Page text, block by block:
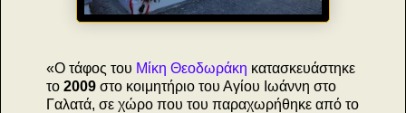
«Ο τάφος του Μίκη Θεοδωράκη κατασκευάστηκε
το 2009 στο κοιμητήριο του Αγίου Ιωάννη στο
Γαλατά, σε χώρο που του παραχωρήθηκε από το